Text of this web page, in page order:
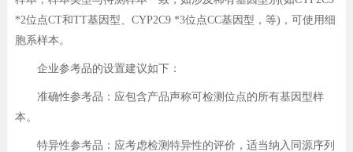
*2位点CT和TT基因型、CYP2C9 *3位点CC基因型，等)，可使用细
胞系样本。
企业参考品的设置建议如下：
准确性参考品：应包含产品声称可检测位点的所有基因型样
本。
特异性参考品：应考虑检测特异性的评价，适当纳入同源序列